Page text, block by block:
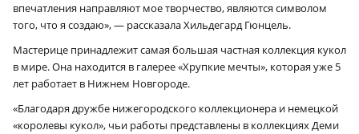
впечатления направляют мое творчество, являются символом
того, что я создаю», — рассказала Хильдегард Гюнцель.
Мастерице принадлежит самая большая частная коллекция кукол
в мире. Она находится в галерее «Хрупкие мечты», которая уже 5
лет работает в Нижнем Новгороде.
«Благодаря дружбе нижегородского коллекционера и немецкой
«королевы кукол», чьи работы представлены в коллекциях Деми